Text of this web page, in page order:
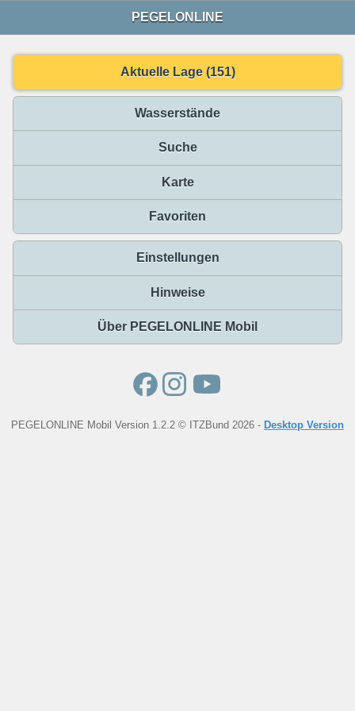
PEGELONLINE
Aktuelle Lage (151)
Wasserstände
Suche
Karte
Favoriten
Einstellungen
Hinweise
Über PEGELONLINE Mobil
PEGELONLINE Mobil Version 1.2.2 © ITZBund 2026 - Desktop Version